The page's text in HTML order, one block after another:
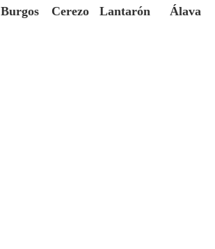
Burgos Cerezo Lantarón
Álava